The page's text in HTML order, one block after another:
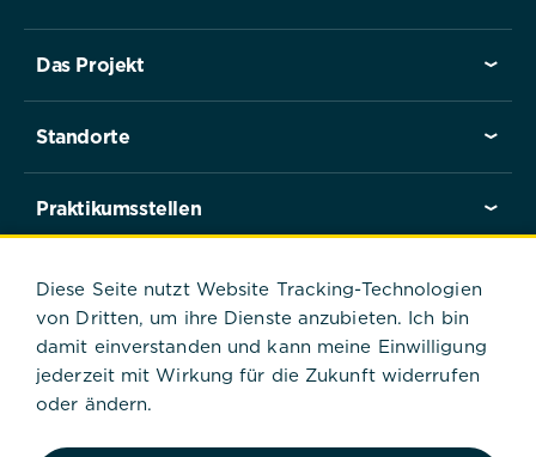
Das Projekt
Standorte
Praktikumsstellen
Praktikant*innen berichten
Startseite Praktikant*innen berichten
Diese Seite nutzt Website Tracking-Technologien
von Dritten, um ihre Dienste anzubieten. Ich bin
damit einverstanden und kann meine Einwilligung
jederzeit mit Wirkung für die Zukunft widerrufen
oder ändern.
Ablehnen